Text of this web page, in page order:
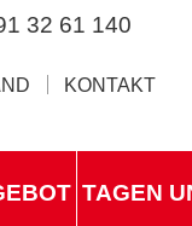
32 61 140
KONTAKT
TAGEN